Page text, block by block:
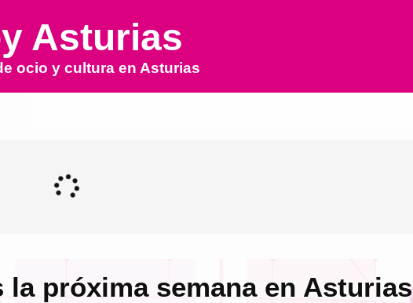
Asturias
ocio y cultura en Asturias
la próxima semana en Asturias